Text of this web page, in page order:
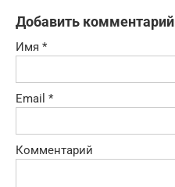
Добавить комментарий
Имя *
Email *
Комментарий